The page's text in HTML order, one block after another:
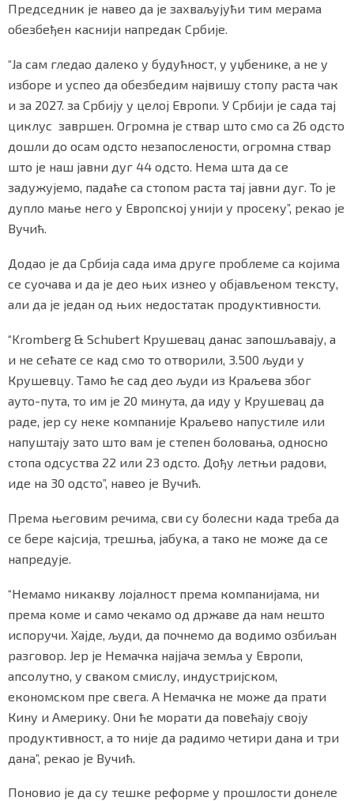
Председник је навео да је захваљујући тим мерама
обезбеђен каснији напредак Србије.
“Ја сам гледао далеко у будућност, у уџбенике, а не у
изборе и успео да обезбедим највишу стопу раста чак
и за 2027. за Србију у целој Европи. У Србији је сада тај
циклус завршен. Огромна је ствар што смо са 26 одсто
дошли до осам одсто незапослености, огромна ствар
што је наш јавни дуг 44 одсто. Нема шта да се
задужујемо, падаће са стопом раста тај јавни дуг. То је
дупло мање него у Европској унији у просеку”, рекао је
Вучић.
Додао је да Србија сада има друге проблеме са којима
се суочава и да је део њих изнео у објављеном тексту,
али да је један од њих недостатак продуктивности.
“Kromberg & Schubert Крушевац данас запошљавају, а
и не сећате се кад смо то отворили, 3.500 људи у
Крушевцу. Тамо ће сад део људи из Краљева због
ауто-пута, то им је 20 минута, да иду у Крушевац да
раде, јер су неке компаније Краљево напустиле или
напуштају зато што вам је степен боловања, односно
стопа одсуства 22 или 23 одсто. Дођу летњи радови,
иде на 30 одсто”, навео је Вучић.
Према његовим речима, сви су болесни када треба да
се бере кајсија, трешња, јабука, а тако не може да се
напредује.
“Немамо никакву лојалност према компанијама, ни
према коме и само чекамо од државе да нам нешто
испоручи. Хајде, људи, да почнемо да водимо озбиљан
разговор. Јер је Немачка најјача земља у Европи,
апсолутно, у сваком смислу, индустријском,
економском пре свега. А Немачка не може да прати
Кину и Америку. Они ће морати да повећају своју
продуктивност, а то није да радимо четири дана и три
дана”, рекао је Вучић.
Поновио је да су тешке реформе у прошлости донеле